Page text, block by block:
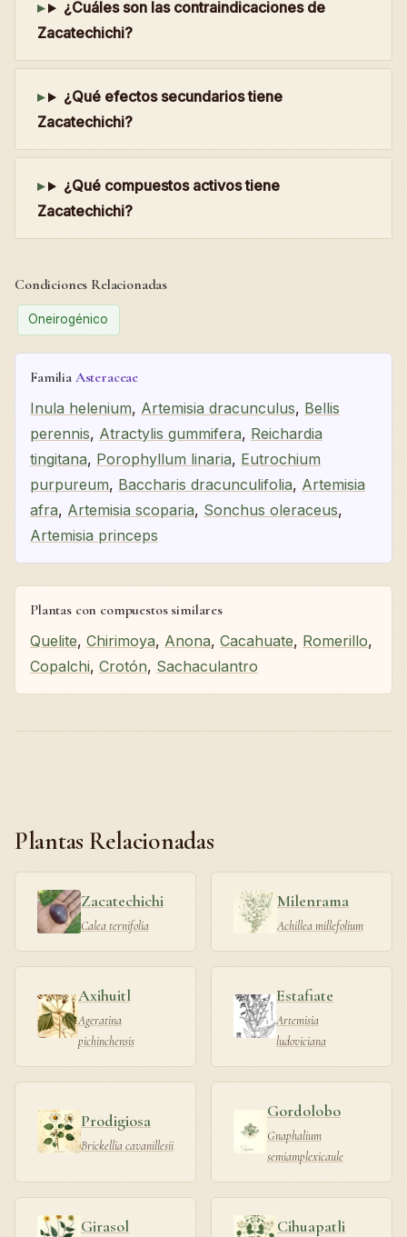
¿Cuáles son las contraindicaciones de
Zacatechichi?
¿Qué efectos secundarios tiene
Zacatechichi?
¿Qué compuestos activos tiene
Zacatechichi?
Condiciones Relacionadas
Oneirogénico
Familia Asteraceae
Inula helenium, Artemisia dracunculus, Bellis
perennis, Atractylis gummifera, Reichardia
tingitana, Porophyllum linaria, Eutrochium
purpureum, Baccharis dracunculifolia, Artemisia
afra, Artemisia scoparia, Sonchus oleraceus,
Artemisia princeps
Plantas con compuestos similares
Quelite, Chirimoya, Anona, Cacahuate, Romerillo,
Copalchi, Crotón, Sachaculantro
Plantas Relacionadas
Zacatechichi
Calea ternifolia
Milenrama
Achillea millefolium
Axihuitl
Ageratina
pichinchensis
Estafiate
Artemisia
ludoviciana
Prodigiosa
Brickellia cavanillesii
Gordolobo
Gnaphalium
semiamplexicaule
Girasol Cihuapatli